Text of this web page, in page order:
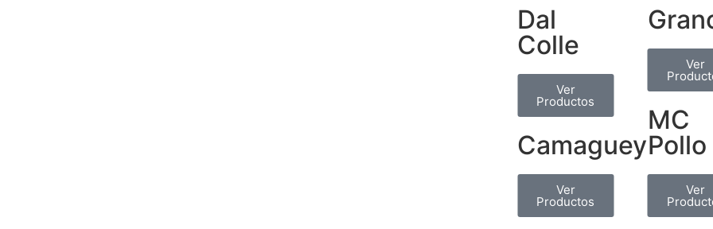
Dal
Colle
Ver
Productos
Camaguey
Ver
Productos
Ver
MC
Pollo
Ver